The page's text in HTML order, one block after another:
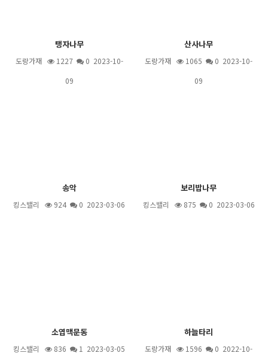
탱자나무
도랑가재 1227
0 2023-10-
09
산사나무
도랑가재 1065
0 2023-10-
09
송악
킹스밸리 924 0 2023-03-06
보리밥나무
킹스밸리 875 0 2023-03-06
소엽맥문동
킹스밸리 836 1 2023-03-05
하늘타리
도랑가재 1596
0 2022-10-